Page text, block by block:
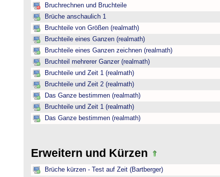
Bruchrechnen und Bruchteile
Brüche anschaulich 1
Bruchteile von Größen (realmath)
Bruchteile eines Ganzen (realmath)
Bruchteile eines Ganzen zeichnen (realmath)
Bruchteil mehrerer Ganzer (realmath)
Bruchteile und Zeit 1 (realmath)
Bruchteile und Zeit 2 (realmath)
Das Ganze bestimmen (realmath)
Bruchteile und Zeit 1 (realmath)
Das Ganze bestimmen (realmath)
Erweitern und Kürzen
Brüche kürzen - Test auf Zeit (Bartberger)